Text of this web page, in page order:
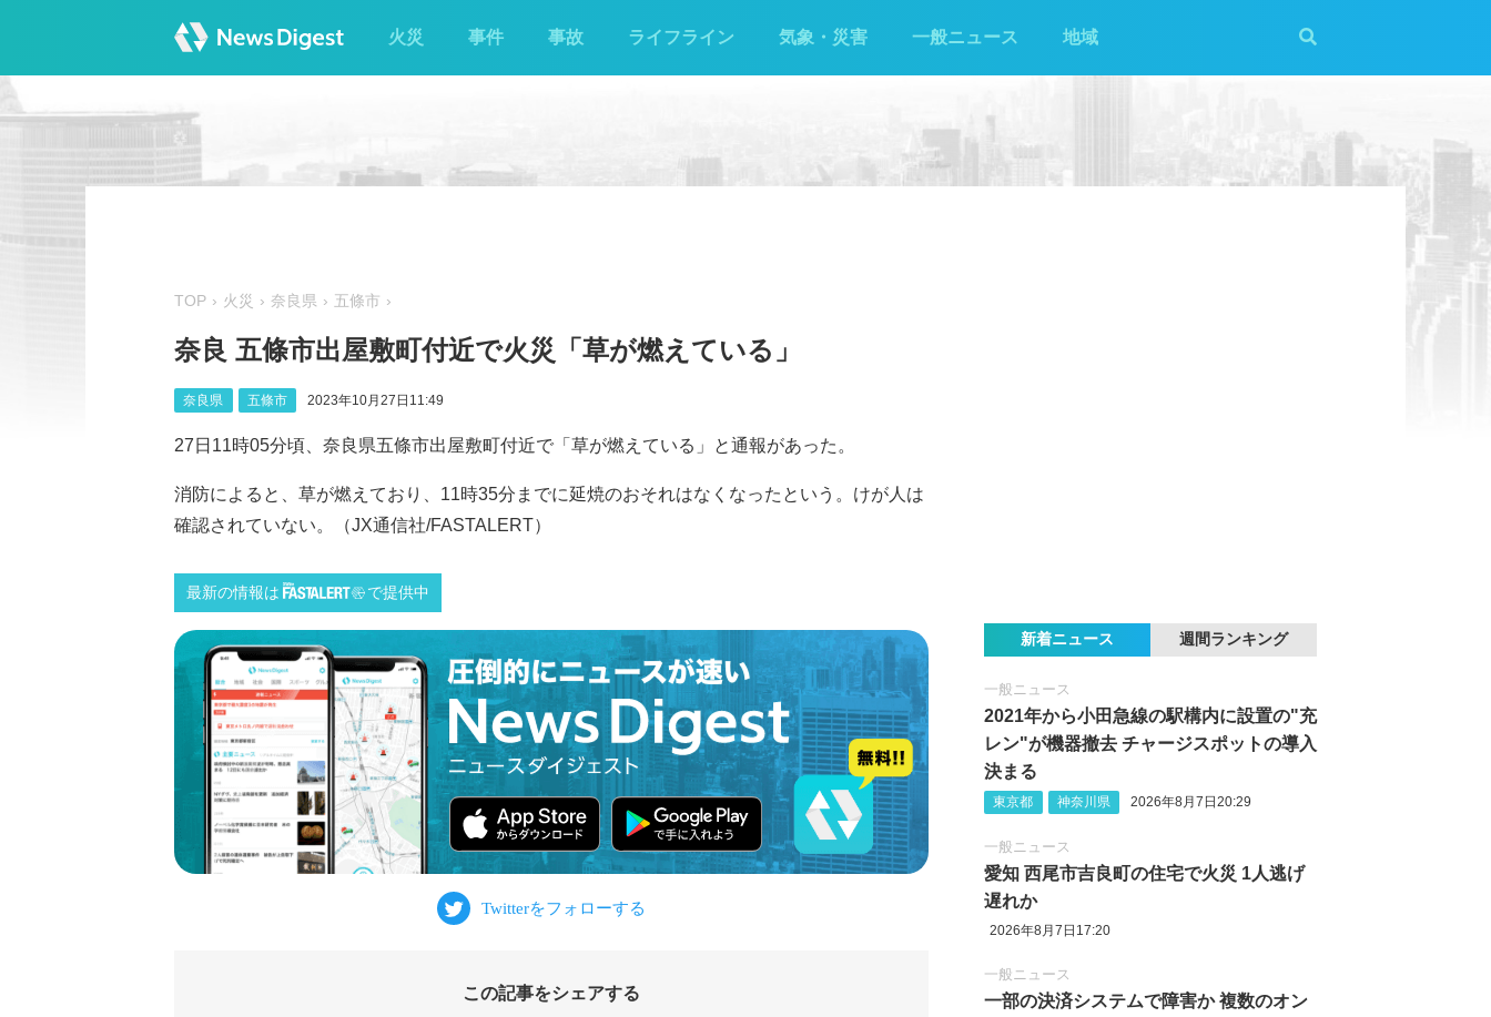
火災 事件 事故 ライフライン 気象・災害 一般ニュース 地域
TOP 火災 奈良県 五條市
奈良 五條市出屋敷町付近で火災「草が燃えている」
奈良県 五條市 2023年10月27日11:49
27日11時05分頃、奈良県五條市出屋敷町付近で「草が燃えている」と通報があった。
消防によると、草が燃えており、11時35分までに延焼のおそれはなくなったという。けが人は
確認されていない。（JX通信社/FASTALERT）
最新の情報は で提供中
この記事をシェアする
新着ニュース 週間ランキング
一般ニュース
2021年から小田急線の駅構内に設置の"充
レン"が機器撤去 チャージスポットの導入
決まる
東京都 神奈川県 2026年8月7日20:29
一般ニュース
愛知 西尾市吉良町の住宅で火災 1人逃げ
遅れか
2026年8月7日17:20
一般ニュース
一部の決済システムで障害か 複数のオン